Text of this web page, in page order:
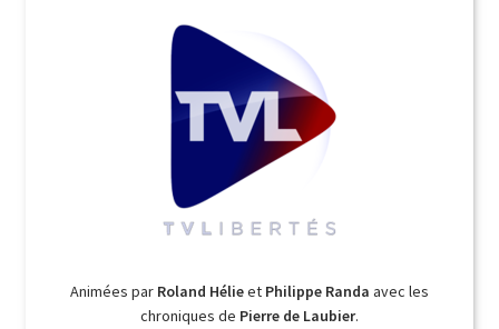
Animées par Roland Hélieet Philippe Randa avec les
chroniques de Pierre de Laubier.